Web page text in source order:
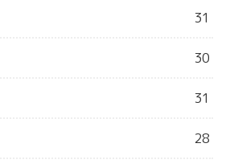
31
30
31
28